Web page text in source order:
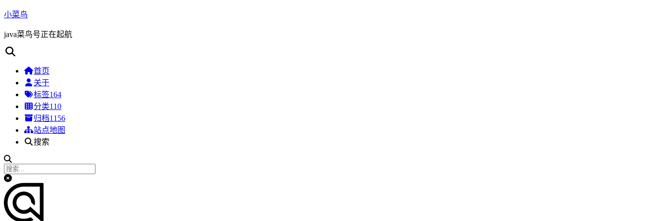
小菜鸟
java菜鸟号正在起航
首页
关于
标签164
分类110
归档1156
站点地图
搜索